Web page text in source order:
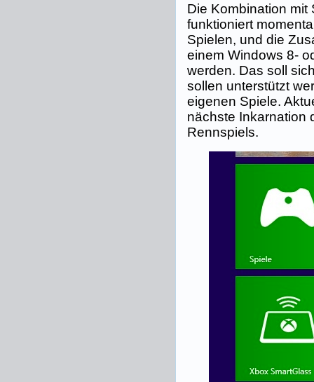
Die Kombination mit
funktioniert
Spielen, und die
einem Windows 8-
werden. Das soll
sollen unterstützt
eigenen Spiele.
nächste Inkarnation
Rennspiels.